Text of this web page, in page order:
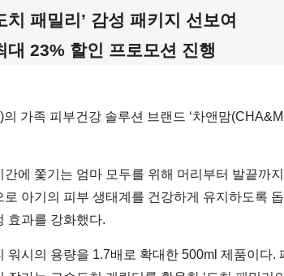
치 패밀리 ’ 감성 패키지 선보여
23% 할인 프로모션 진행
가족 피부건강 솔루션 브랜드 ‘차앤맘
에 쫓기는 엄마 모두를 위해 머리부터 발끝까
아기의 피부 생태계를 건강하게 유지하도록
효과를 강화했다.
시의 용량을 1.7배로 확대한 500ml 제품이다